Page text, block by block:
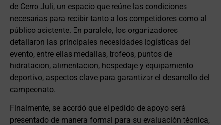
de Cerro Juli, un espacio que reúne las condiciones
necesarias para recibir tanto a los competidores como al
público asistente. En paralelo, los organizadores
detallaron las principales necesidades logísticas del
evento, entre ellas medallas, trofeos, puntos de
hidratación, alimentación, hospedaje y equipamiento
deportivo, aspectos clave para garantizar el desarrollo del
campeonato.
Finalmente, se acordó que el pedido de apoyo será
presentado de manera formal para su evaluación técnica,